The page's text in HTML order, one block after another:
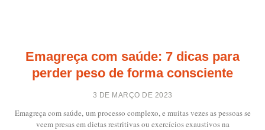
Emagreça com saúde: 7 dicas para
perder peso de forma consciente
3 DE MARÇO DE 2023
Emagreça com saúde, um processo complexo, e muitas vezes as pessoas se
veem presas em dietas restritivas ou exercícios exaustivos na